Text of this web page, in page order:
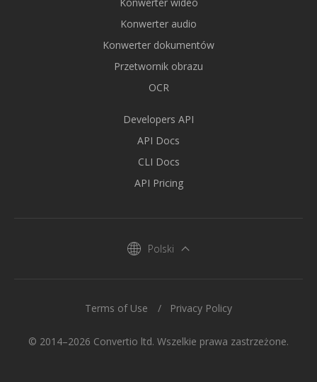
Konwerter audio
Konwerter dokumentów
Przetwornik obrazu
OCR
Developers API
API Docs
CLI Docs
API Pricing
Polski
© 2014–2026 Convertio ltd. Wszelkie prawa zastrzeżone.
Terms of Use Privacy Policy